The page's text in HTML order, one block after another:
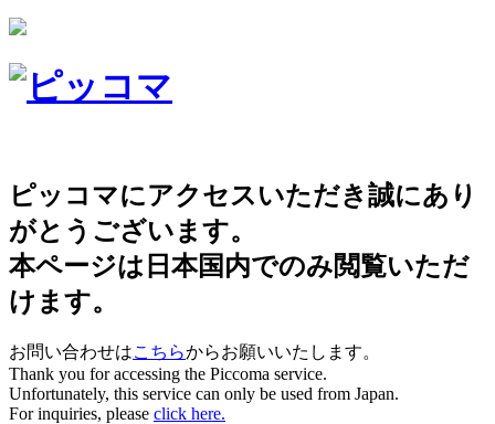
ピッコマにアクセスいただき誠にあり
がとうございます。
本ページは日本国内でのみ閲覧いただ
けます。
お問い合わせはこちらからお願いいたします。
Thank you for accessing the Piccoma service.
Unfortunately, this service can only be used from Japan.
For inquiries, please click here.